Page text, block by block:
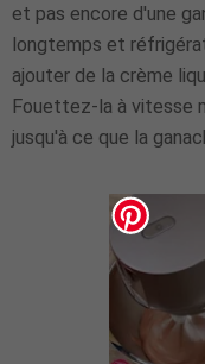
et pas encore d'une
longtemps et
ajouter de la crème
Fouettez-la à vitesse
jusqu'à ce que la